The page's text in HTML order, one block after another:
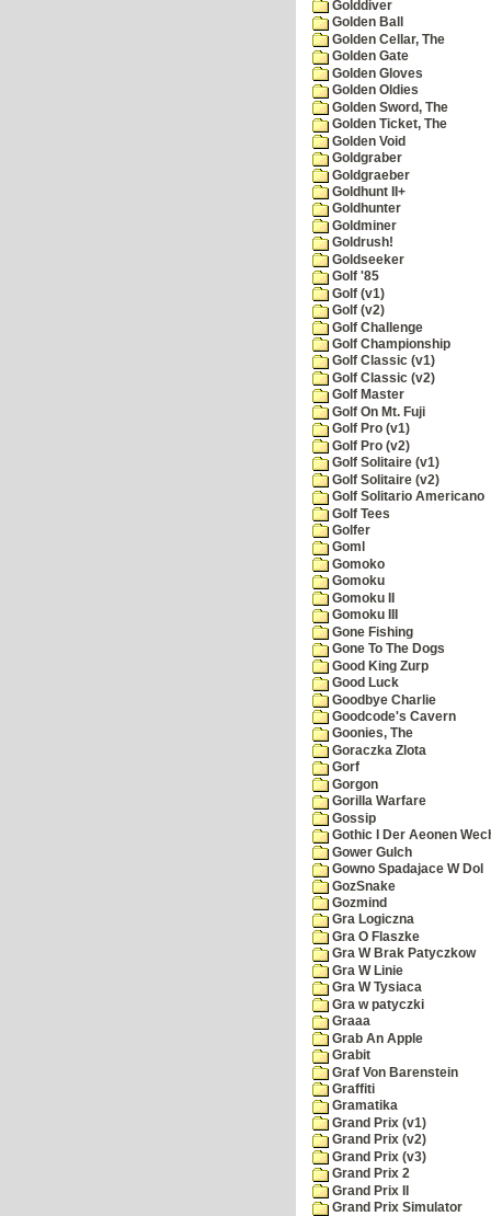
Golddiver
Golden Ball
Golden Cellar, The
Golden Gate
Golden Gloves
Golden Oldies
Golden Sword, The
Golden Ticket, The
Golden Void
Goldgraber
Goldgraeber
Goldhunt II+
Goldhunter
Goldminer
Goldrush!
Goldseeker
Golf '85
Golf (v1)
Golf (v2)
Golf Challenge
Golf Championship
Golf Classic (v1)
Golf Classic (v2)
Golf Master
Golf On Mt. Fuji
Golf Pro (v1)
Golf Pro (v2)
Golf Solitaire (v1)
Golf Solitaire (v2)
Golf Solitario Americano
Golf Tees
Golfer
Goml
Gomoko
Gomoku
Gomoku II
Gomoku III
Gone Fishing
Gone To The Dogs
Good King Zurp
Good Luck
Goodbye Charlie
Goodcode's Cavern
Goonies, The
Goraczka Zlota
Gorf
Gorgon
Gorilla Warfare
Gossip
Gothic I Der Aeonen
Gower Gulch
Gowno Spadajace W Dol
GozSnake
Gozmind
Gra Logiczna
Gra O Flaszke
Gra W Brak Patyczkow
Gra W Linie
Gra W Tysiaca
Gra w patyczki
Graaa
Grab An Apple
Grabit
Graf Von Barenstein
Graffiti
Gramatika
Grand Prix (v1)
Grand Prix (v2)
Grand Prix (v3)
Grand Prix 2
Grand Prix II
Grand Prix Simulator